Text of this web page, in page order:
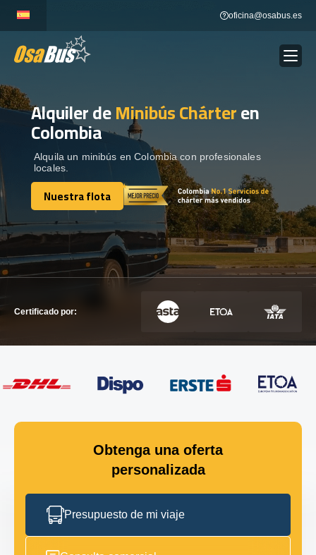
content
oficina@osabus.es
ALQUILER DE AUTOCARES Show dropdown
DESTINOS
RECORRIDAS Show dropdown
Alquiler deMinibús Chárteren
Colombia
Alquila un minibús en Colombia con profesionales
locales.
Nuestra flota
Nuestra flota
Certificado por:
Obtenga una oferta
personalizada
Presupuesto de mi viaje